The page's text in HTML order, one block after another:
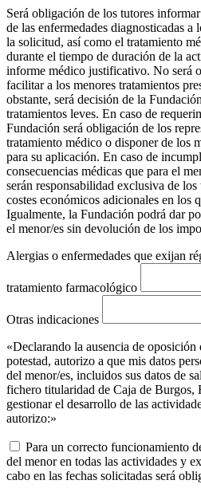
Será obligación de los tutores
de las enfermedades diagnosticadas a
la solicitud, así como el tratamiento
durante el tiempo de duración de la
informe médico justificativo. No será
facilitar a los menores tratamientos
obstante, será decisión de la
tratamientos leves. En caso de
Fundación será obligación de los
tratamiento médico o disponer de los
para su aplicación. En caso de
consecuencias médicas que para el
serán responsabilidad exclusiva de
costes económicos adicionales en los
Igualmente, la Fundación podrá dar
el menor/es sin devolución de los
Alergias o enfermedades que exijan
tratamiento farmacológico
Otras indicaciones
«Declarando la ausencia de
potestad, autorizo a que mis datos
del menor/es, incluidos sus datos de
fichero titularidad de Caja de Burgos,
gestionar el desarrollo de las
autorizo:»
Para un correcto funcionamiento
del menor en todas las actividades y
cabo en las fechas solicitadas será